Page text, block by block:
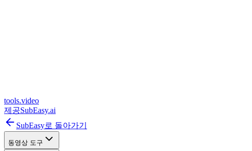
tools.video
제공SubEasy.ai
SubEasy로 돌아가기
동영상 도구